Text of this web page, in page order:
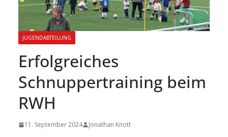
JUGENDABTEILUNG
Erfolgreiches
Schnuppertraining beim
RWH
11. September 2024 Jonathan Knott